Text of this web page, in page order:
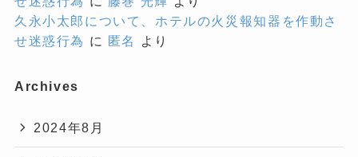
久永小太郎について、ホテルの火災報知器を作動さ
せ迷惑行為 に 匿名 より
Archives
2024年8月